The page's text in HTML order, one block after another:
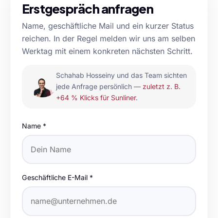
Erstgespräch anfragen
Name, geschäftliche Mail und ein kurzer Status
reichen. In der Regel melden wir uns am selben
Werktag mit einem konkreten nächsten Schritt.
Schahab Hosseinyund das Team sichten
jede Anfrage persönlich — zuletzt z. B.
+64 % Klicks für Sunliner.
Name *
Geschäftliche E-Mail *